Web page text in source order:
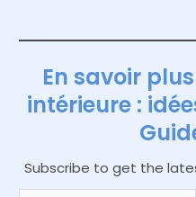
En savoir
intérieure :
Subscribe to get the
Saisissez votre adresse e-mail…